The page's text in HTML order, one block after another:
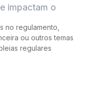
impactam o
no regulamento,
ou outros temas
regulares